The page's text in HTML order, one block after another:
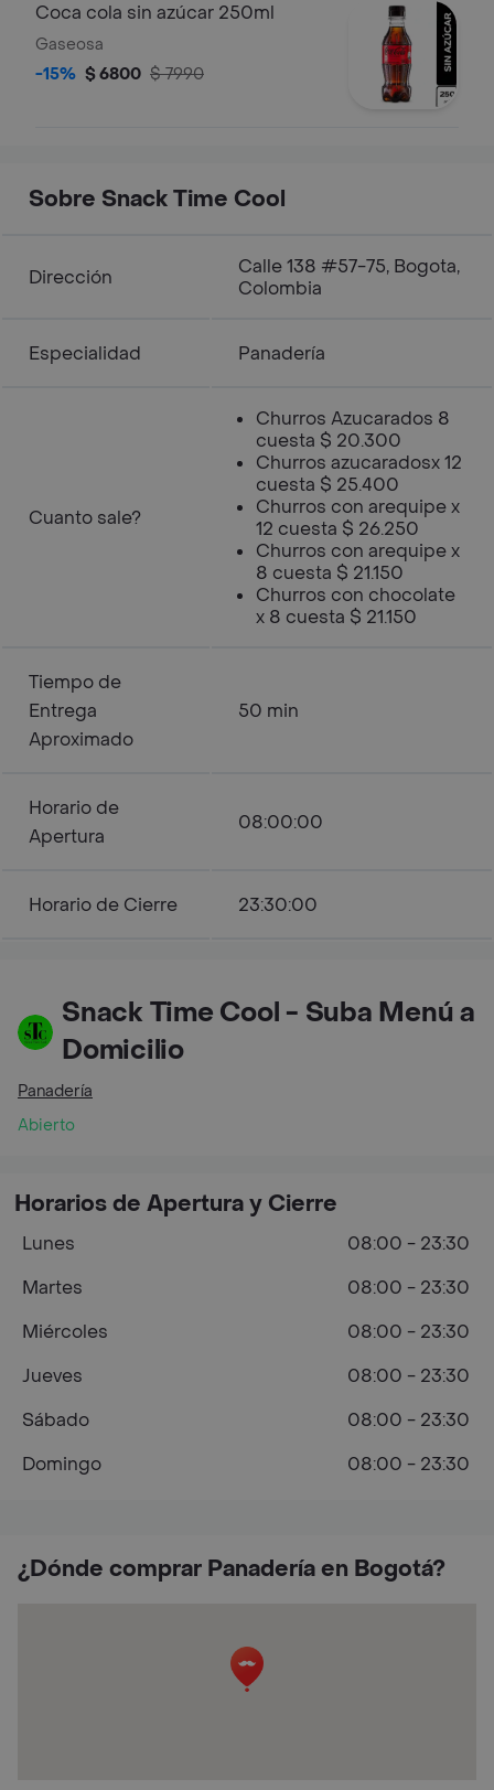
Coca cola sin azúcar 250ml
Gaseosa
-15% $ 6800 $ 7990
Sobre Snack Time Cool
Dirección
Calle 138 #57-75, Bogota,
Colombia
Especialidad Panadería
Cuanto sale?
Churros Azucarados 8
cuesta $ 20.300
Churros azucaradosx 12
cuesta $ 25.400
Churros con arequipe x
12 cuesta $ 26.250
Churros con arequipe x
8 cuesta $ 21.150
Churros con chocolate
x 8 cuesta $ 21.150
Tiempo de
Entrega
Aproximado
50 min
Horario de
Apertura
08:00:00
Horario de Cierre 23:30:00
Snack Time Cool - Suba Menú a
Domicilio
Panadería
Abierto
¿Dónde comprar Panadería en Bogotá?
Horarios de Apertura y Cierre
Lunes
08:00 - 23:30
Martes
08:00 - 23:30
Miércoles
08:00 - 23:30
Jueves
08:00 - 23:30
Sábado
08:00 - 23:30
Domingo
08:00 - 23:30